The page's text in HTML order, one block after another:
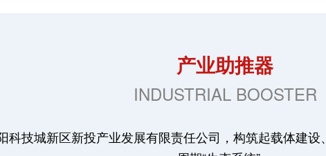
产业助推器
INDUSTRIAL BOOSTER
科技城新区新投产业发展有限责任公司，构筑起载体建